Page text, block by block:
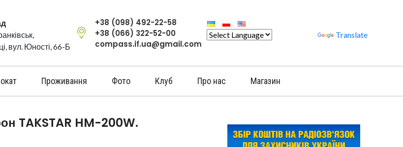
вул. Юності, 66-Б
+38 (098) 492-22-58
+38 (066) 322-52-00
compass.if.ua@gmail.com
Translate
Проживання Фото Клуб Про нас Магазин
TAKSTAR HM-200W.